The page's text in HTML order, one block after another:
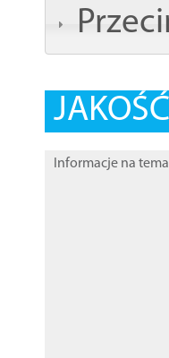
Informacje na